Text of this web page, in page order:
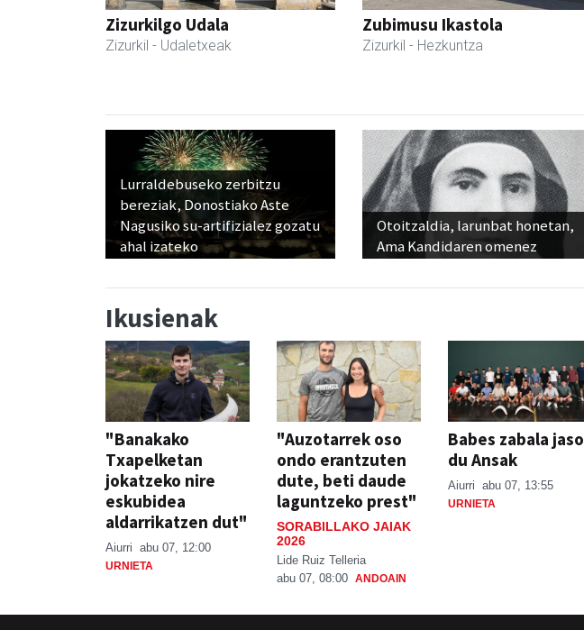
Zizurkilgo Udala
Zizurkil - Udaletxeak
Zubimusu Ikastola
Zizurkil - Hezkuntza
Lurraldebuseko zerbitzu
bereziak, Donostiako Aste
Nagusiko su-artifizialez gozatu
ahal izateko
Otoitzaldia, larunbat honetan,
Ama Kandidaren omenez
Ikusienak
"Banakako
Txapelketan
jokatzeko nire
eskubidea
aldarrikatzen dut"
Aiurri abu 07, 12:00
URNIETA
"Auzotarrek oso
ondo erantzuten
dute, beti daude
laguntzeko prest"
SORABILLAKO JAIAK
2026
Lide Ruiz Telleria
abu 07, 08:00 ANDOAIN
Babes zabala jaso
du Ansak
Aiurri abu 07, 13:55
URNIETA